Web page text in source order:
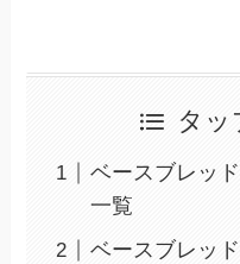
タッ
ベースブレッ
一覧
ベースブレッ